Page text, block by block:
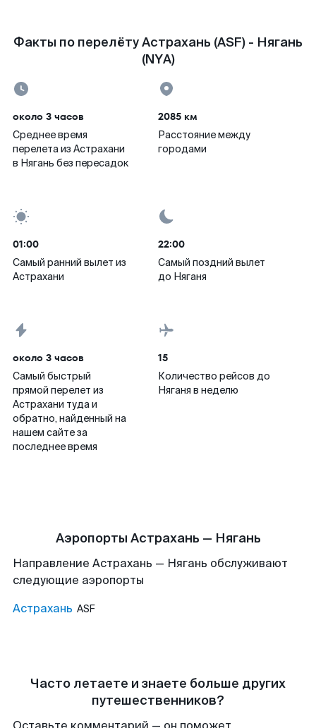
Факты по перелёту Астрахань (ASF) - Нягань
(NYA)
около 3 часов
Среднее время
перелета из Астрахани
в Нягань без пересадок
2085 км
Расстояние между
городами
01:00
Самый ранний вылет из
Астрахани
22:00
Самый поздний вылет
до Няганя
около 3 часов
Самый быстрый
прямой перелет из
Астрахани туда и
обратно, найденный на
нашем сайте за
последнее время
15
Количество рейсов до
Няганя в неделю
Аэропорты Астрахань — Нягань
Направление Астрахань — Нягань обслуживают
следующие аэропорты
Астрахань ASF
Часто летаете и знаете больше других
путешественников?